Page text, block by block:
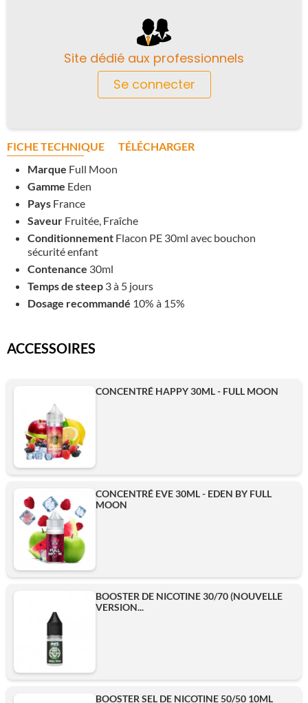
Site dédié aux professionnels
Se connecter
FICHE TECHNIQUE
TÉLÉCHARGER
Marque Full Moon
Gamme Eden
Pays France
Saveur Fruitée, Fraîche
Conditionnement Flacon PE 30ml avec bouchon
sécurité enfant
Contenance 30ml
Temps de steep 3 à 5 jours
Dosage recommandé 10% à 15%
ACCESSOIRES
CONCENTRÉ HAPPY 30ML - FULL MOON
CONCENTRÉ EVE 30ML - EDEN BY FULL
MOON
BOOSTER DE NICOTINE 30/70 (NOUVELLE
VERSION...
BOOSTER SEL DE NICOTINE 50/50 10ML